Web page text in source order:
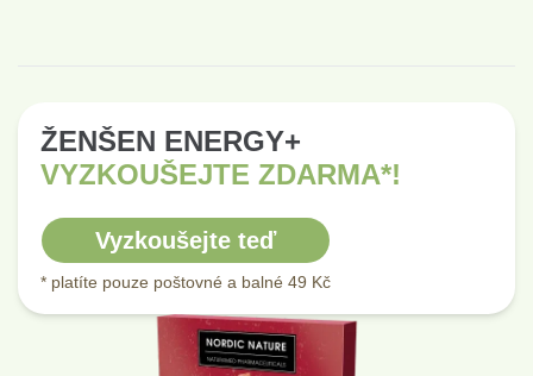
ŽENŠEN ENERGY+
VYZKOUŠEJTE ZDARMA*!
Vyzkoušejte teď
* platíte pouze poštovné a balné 49 Kč